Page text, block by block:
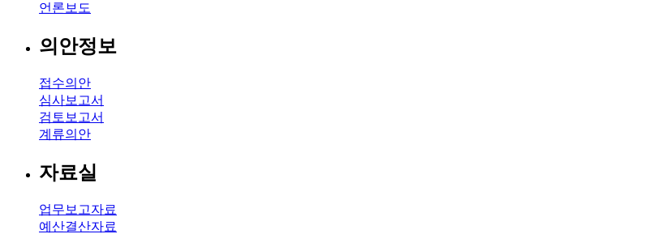
언론보도
의안정보
접수의안
심사보고서
검토보고서
계류의안
자료실
업무보고자료
예산결산자료